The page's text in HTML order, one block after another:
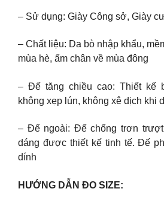
– Sử dụng: Giày Công sở, Giày
– Chất liệu: Da bò nhập khẩu,
mùa hè, ấm chân về mùa đông
– Đế tăng chiều cao: Thiết kế
không xẹp lún, không xê dịch khi
– Đế ngoài: Đế chống trơn
dáng được thiết kế tinh tế. Đế
dính
HƯỚNG DẪN ĐO SIZE: